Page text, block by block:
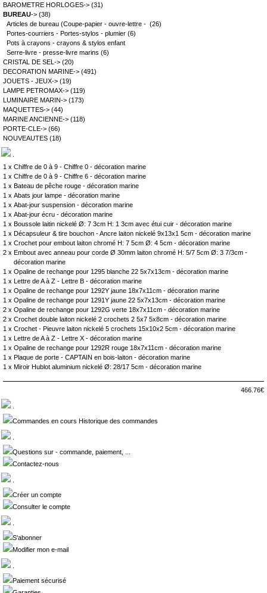
BAROMETRE HORLOGES-> (31)
BUREAU-> (38)
Articles de bureau (Coupe-papier - ouvre-lettre - (26)
Portes-courriers - Portes-stylos - plumier (6)
Pots à crayons - crayons & stylos enfant
Serre-livre - presse-livre marins (6)
CRISTAL DE SEL-> (20)
DECORATION MARINE-> (491)
JOUETS - JEUX-> (19)
LAMPE PETROMAX-> (119)
LUMINAIRE MARIN-> (173)
MAQUETTES-> (44)
MARINE ANCIENNE-> (118)
PORTE-CLE-> (66)
NOUVEAUTES (18)
1 x Chiffre de 0 à 9 - Chiffre 0 - décoration marine
1 x Chiffre de 0 à 9 - Chiffre 6 - décoration marine
1 x Bateau de pêche rouge - décoration marine
1 x Abats jour lampe - décoration marine
1 x Abat-jour suspension - décoration marine
1 x Abat-jour écru - décoration marine
1 x Boussole laitin nickelé Ø: 7 3cm H: 1 3cm avec étui cuir - décoration marine
1 x Décapsuleur & tire bouchon - Ancre laiton nickelé 9x13x1 5cm - décoration marine
1 x Crochet pour embout laiton chromé H: 7 5cm Ø: 4 5cm - décoration marine
2 x Embout avec anneau pour corde Ø 30mm laiton chromé H: 5/7 5cm Ø: 3 7/3cm -
décoration marine
1 x Opaline de rechange pour 1295 blanche 22 5x7x13cm - décoration marine
1 x Lettre de A à Z - Lettre B - décoration marine
1 x Opaline de rechange pour 1292Y jaune 18x7x11cm - décoration marine
1 x Opaline de rechange pour 1291Y jaune 22 5x7x13cm - décoration marine
2 x Opaline de rechange pour 1292G verte 18x7x11cm - décoration marine
2 x Crochet double laiton nickelé 2 crochets 2 5x7 5x8cm - décoration marine
1 x Crochet - Pieuvre laiton nickelé 5 crochets 15x10x2 5cm - décoration marine
1 x Lettre de A à Z - Lettre X - décoration marine
1 x Opaline de rechange pour 1292R rouge 18x7x11cm - décoration marine
1 x Plaque de porte - CAPTAIN en bois-laiton - décoration marine
1 x Miroir Hublot aluminium nickelé Ø: 28/17 5cm - décoration marine
466.76€
Commandes en cours Historique des commandes
Questions sur - commande, paiement, ...
Contactez-nous
Créer un compte
Consulter le compte
S'abonner
Modifier mon e-mail
Paiement sécurisé